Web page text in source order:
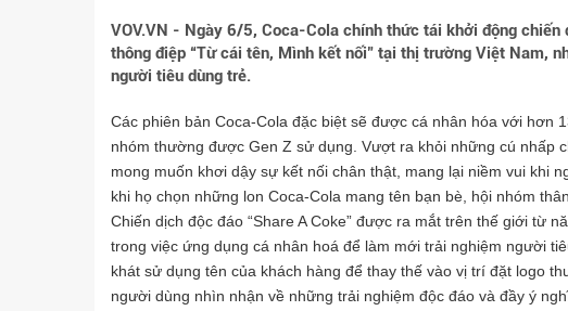
VOV.VN - Ngày 6/5, Coca-Cola chính thức tái khởi động
thông điệp “Từ cái tên, Mình kết nối" tại thị trường Việt Nam,
người tiêu dùng trẻ.
Các phiên bản Coca-Cola đặc biệt sẽ được cá nhân hóa với hơn
nhóm thường được Gen Z sử dụng. Vượt ra khỏi những cú nhấp
mong muốn khơi dậy sự kết nối chân thật, mang lại niềm vui khi
khi họ chọn những lon Coca-Cola mang tên bạn bè, hội nhóm
Chiến dịch độc đáo “Share A Coke” được ra mắt trên thế giới từ
trong việc ứng dụng cá nhân hoá để làm mới trải nghiệm người
khát sử dụng tên của khách hàng để thay thế vào vị trí đặt logo
người dùng nhìn nhận về những trải nghiệm độc đáo và đầy ý